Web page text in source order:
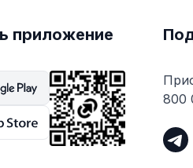
приложение
800